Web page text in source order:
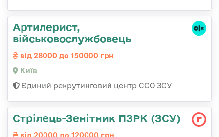
Артилерист,
військовослужбовець
від 28000 до 150000 грн
Київ
Єдиний рекрутинговий центр ССО ЗСУ
Стрілець-Зенітник ПЗРК (ЗСУ)
від 20000 до 120000 грн